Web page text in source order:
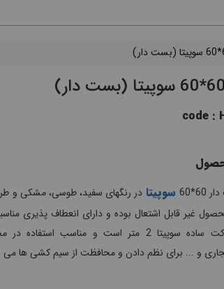
code :
سوپیتا در رنگهای سفید، طوسی، مشکی و
غیر قابل اشتعال بوده و دارای انعطاف پذیری
هرشاخه داکت ساده سوپیتا 2 متر است و مناسب
و ... برای نظم دادن و محافظت از سیم کشی ها می